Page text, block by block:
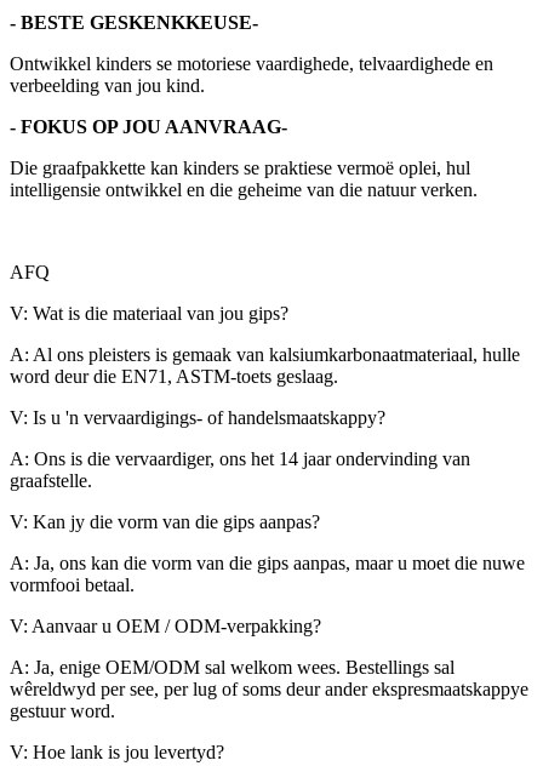
- BESTE GESKENKKEUSE-
Ontwikkel kinders se motoriese vaardighede, telvaardighede en
verbeelding van jou kind.
- FOKUS OP JOU AANVRAAG-
Die graafpakkette kan kinders se praktiese vermoë oplei, hul
intelligensie ontwikkel en die geheime van die natuur verken.
AFQ
V: Wat is die materiaal van jou gips?
A: Al ons pleisters is gemaak van kalsiumkarbonaatmateriaal, hulle
word deur die EN71, ASTM-toets geslaag.
V: Is u 'n vervaardigings- of handelsmaatskappy?
A: Ons is die vervaardiger, ons het 14 jaar ondervinding van
graafstelle.
V: Kan jy die vorm van die gips aanpas?
A: Ja, ons kan die vorm van die gips aanpas, maar u moet die nuwe
vormfooi betaal.
V: Aanvaar u OEM / ODM-verpakking?
A: Ja, enige OEM/ODM sal welkom wees. Bestellings sal
wêreldwyd per see, per lug of soms deur ander ekspresmaatskappye
gestuur word.
V: Hoe lank is jou levertyd?